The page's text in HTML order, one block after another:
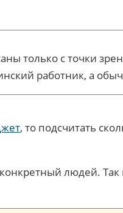
только с точки
работник, а
, то подсчитать
людей.